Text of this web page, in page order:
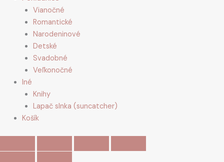
Vianočné
Romantické
Narodeninové
Detské
Svadobné
Veľkonočné
Iné
Knihy
Lapač slnka (suncatcher)
Košík